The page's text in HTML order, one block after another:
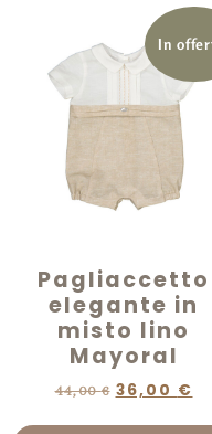
In
Pagliaccetto
elegante in
misto lino
Mayoral
44,00€ 36,00 €